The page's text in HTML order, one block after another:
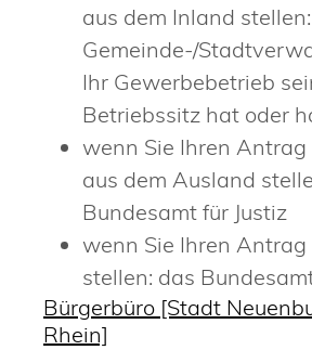
aus dem Inland stellen:
Gemeinde-/
Ihr Gewerbebetrieb
Betriebssitz hat oder
wenn Sie Ihren
aus dem Ausland
Bundesamt für Justiz
wenn Sie Ihren Antrag
stellen: das
Bürgerbüro [Stadt
Rhein]